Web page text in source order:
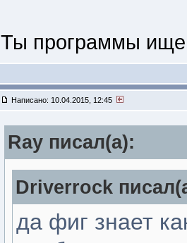
Ты программы
Написано: 10.04.2015, 12:45
Ray писал(a):
Driverrock
да фиг знает